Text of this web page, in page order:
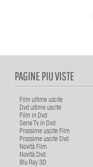
PAGINE PIU VISTE
Film ultime uscite
Dvd ultime uscite
Film in Dvd
Serie Tv in Dvd
Prossime uscite Film
Prossime uscite Dvd
Novità Film
Novità Dvd
Blu Ray 3D